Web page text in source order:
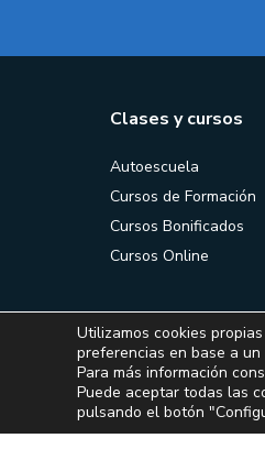
Clases y cursos
Autoescuela
Cursos de Formación
Cursos Bonificados
Cursos Online
Utilizamos cookies
preferencias en base a
Para más información
Puede aceptar todas las
pulsando el botón